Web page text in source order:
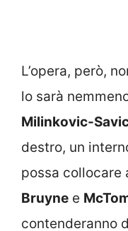
L’opera, però,
lo sarà
Milinkovic-
destro, un
possa collocare
Bruyne e
contenderanno